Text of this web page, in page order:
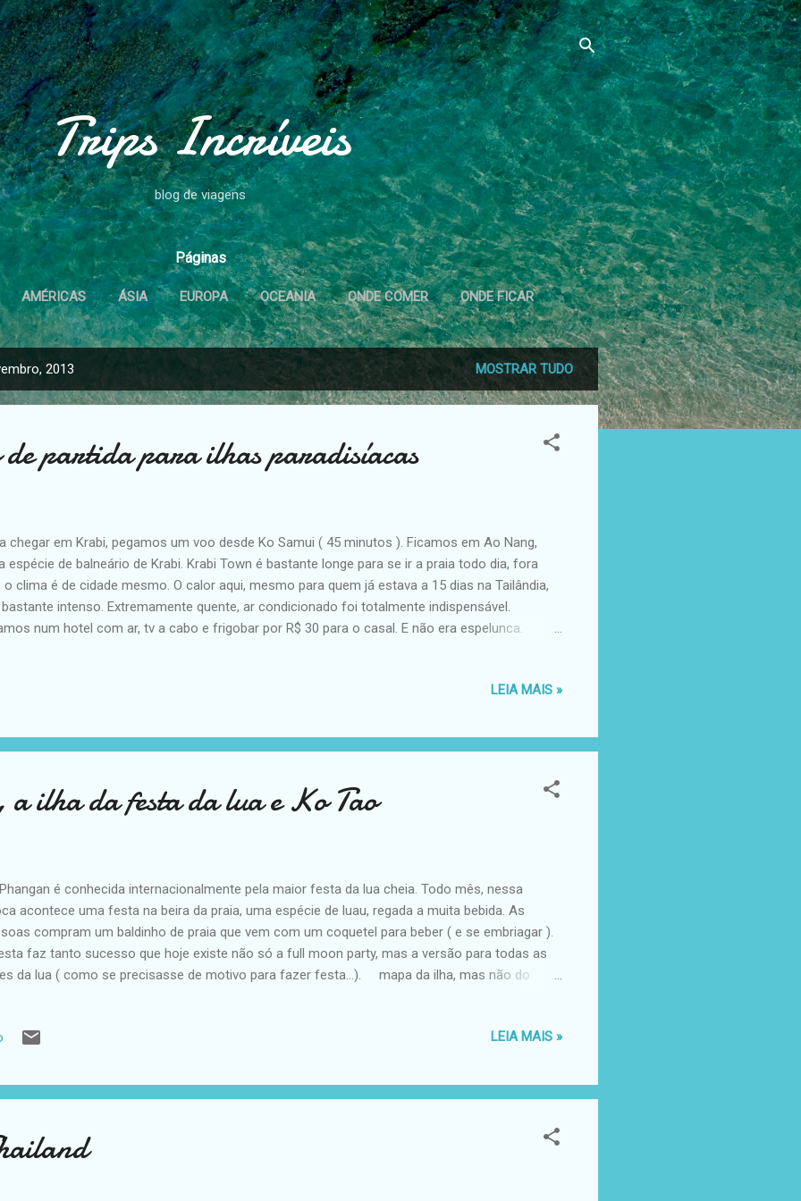
Pular para o conteúdo principal
Trips Incríveis
blog de viagens
Páginas
AMÉRICAS ÁSIA EUROPA OCEANIA ONDE COMER ONDE FICAR
OUTROS POSTS MAIS… ABOUT OUR JOB
2013 MOSTRAR TUDO
partida para ilhas paradisíacas
chegar em Krabi, pegamos um voo desde Ko Samui ( 45 minutos ). Ficamos em Ao Nang,
espécie de balneário de Krabi. Krabi Town é bastante longe para se ir a praia todo dia, fora
o clima é de cidade mesmo. O calor aqui, mesmo para quem já estava a 15 dias na Tailândia,
intenso. Extremamente quente, ar condicionado foi totalmente indispensável.
num hotel com ar, tv a cabo e frigobar por R$ 30 para o casal. E não era espelunca.
Phi que, depois de fazer um day trip, voltamos para passar 2 noites. Mas isso é para outro
calçadão. O calor é tão intenso nessa região que até a água é quentinha. É banhada pelo mar
LEIA MAIS »
ilha da festa da lua e Ko Tao
é conhecida internacionalmente pela maior festa da lua cheia. Todo mês, nessa
acontece uma festa na beira da praia, uma espécie de luau, regada a muita bebida. As
compram um baldinho de praia que vem com um coquetel para beber ( e se embriagar ).
faz tanto sucesso que hoje existe não só a full moon party, mas a versão para todas as
da lua ( como se precisasse de motivo para fazer festa...). mapa da ilha, mas não do
da lua, recomendo ficar mais próximo da festa, pois as estradas nessa ilha são um tanto
poucas praias da ilha, que é bem grandinha. Fomos ...
LEIA MAIS »